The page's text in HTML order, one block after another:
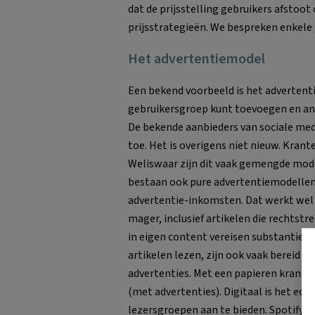
dat de prijsstelling gebruikers
prijsstrategieën. We bespreken
Het advertentiemodel
Een bekend voorbeeld is het
gebruikersgroep kunt toevoegen en
De bekende aanbieders van sociale
toe. Het is overigens niet nieuw.
Weliswaar zijn dit vaak gemengde
bestaan ook pure
advertentie-inkomsten. Dat werkt wel
mager, inclusief artikelen die
in eigen content vereisen substantieel
artikelen lezen, zijn ook vaak bereid
advertenties. Met een papieren krant
(met advertenties). Digitaal is het
lezersgroepen aan te bieden. Spotify